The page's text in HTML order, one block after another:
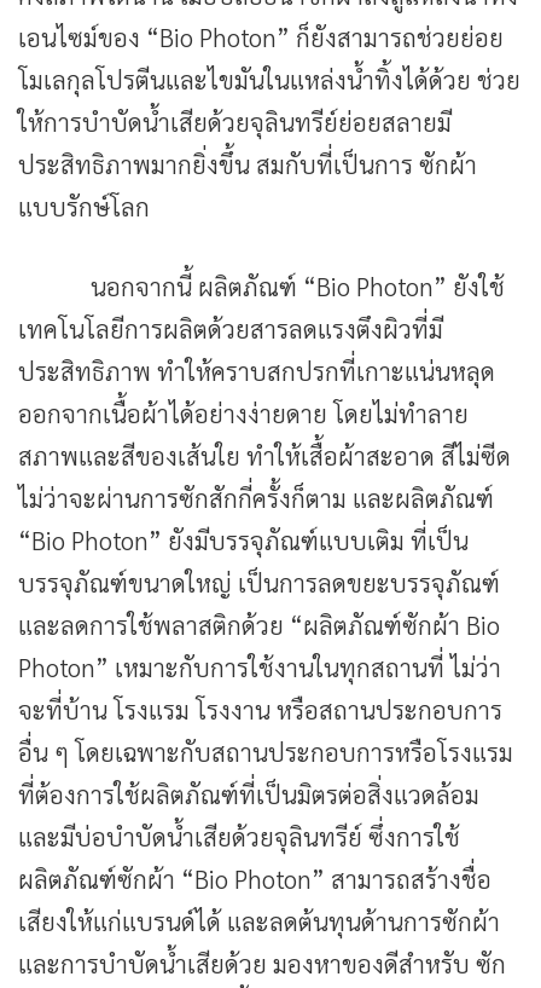
เอนไซม์ของ “Bio Photon” ก็ยังสามารถช่วยย่อย
โมเลกุลโปรตีนและไขมันในแหล่งน้ำทิ้งได้ด้วย ช่วย
ให้การบำบัดน้ำเสียด้วยจุลินทรีย์ย่อยสลายมี
ประสิทธิภาพมากยิ่งขึ้น สมกับที่เป็นการ ซักผ้า
แบบรักษ์โลก
นอกจากนี้ ผลิตภัณฑ์ “Bio Photon” ยังใช้
เทคโนโลยีการผลิตด้วยสารลดแรงตึงผิวที่มี
ประสิทธิภาพ ทำให้คราบสกปรกที่เกาะแน่นหลุด
ออกจากเนื้อผ้าได้อย่างง่ายดาย โดยไม่ทำลาย
สภาพและสีของเส้นใย ทำให้เสื้อผ้าสะอาด สีไม่ซีด
ไม่ว่าจะผ่านการซักสักกี่ครั้งก็ตาม และผลิตภัณฑ์
“Bio Photon” ยังมีบรรจุภัณฑ์แบบเติม ที่เป็น
บรรจุภัณฑ์ขนาดใหญ่ เป็นการลดขยะบรรจุภัณฑ์
และลดการใช้พลาสติกด้วย “ผลิตภัณฑ์ซักผ้า Bio
Photon” เหมาะกับการใช้งานในทุกสถานที่ ไม่ว่า
จะที่บ้าน โรงแรม โรงงาน หรือสถานประกอบการ
อื่น ๆ โดยเฉพาะกับสถานประกอบการหรือโรงแรม
ที่ต้องการใช้ผลิตภัณฑ์ที่เป็นมิตรต่อสิ่งแวดล้อม
และมีบ่อบำบัดน้ำเสียด้วยจุลินทรีย์ ซึ่งการใช้
ผลิตภัณฑ์ซักผ้า “Bio Photon” สามารถสร้างชื่อ
เสียงให้แก่แบรนด์ได้ และลดต้นทุนด้านการซักผ้า
และการบำบัดน้ำเสียด้วย มองหาของดีสำหรับ ซัก